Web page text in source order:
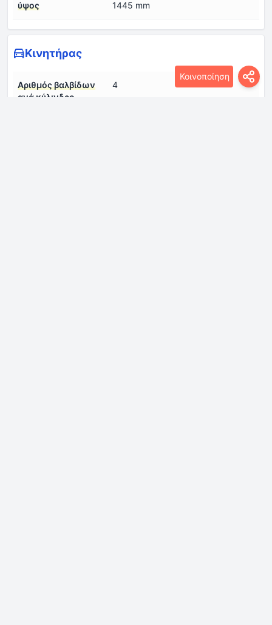
Κοινοποίηση
ύψος 1445 mm
Κινητήρας
Αριθμός βαλβίδων
ανά κύλινδρο
4